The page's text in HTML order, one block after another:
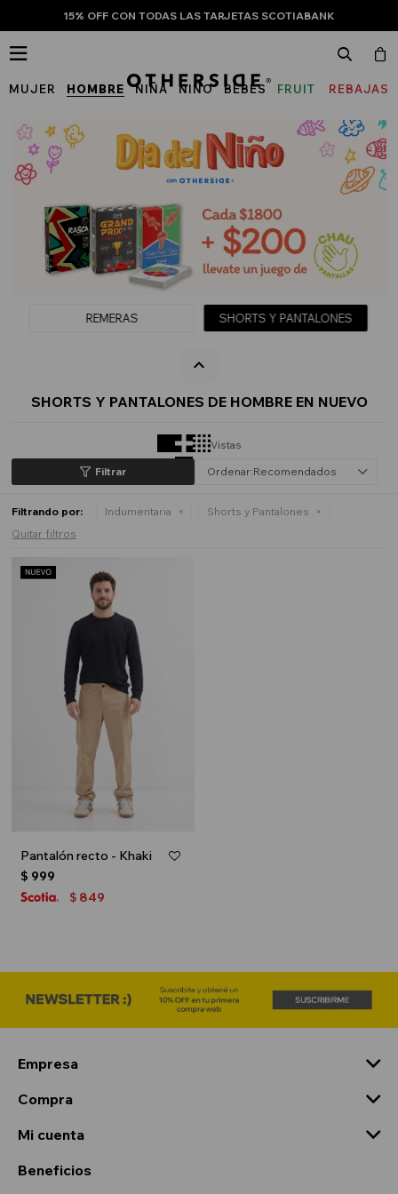
15% OFF CON TODAS LAS TARJETAS SCOTIABANK
MUJER HOMBRE NIÑA NIÑO BEBÉS
FRUIT
THE
LOOM
REBAJAS

REMERAS SHORTS Y PANTALONES
SHORTS Y PANTALONES DE HOMBRE EN NUEVO
Vistas
Recomendados
Filtrando por: Indumentaria
Shorts y Pantalones
Quitar filtros
Pantalón recto - Khaki
$ 999
$ 849
Empresa
Compra
Mi cuenta
Beneficios